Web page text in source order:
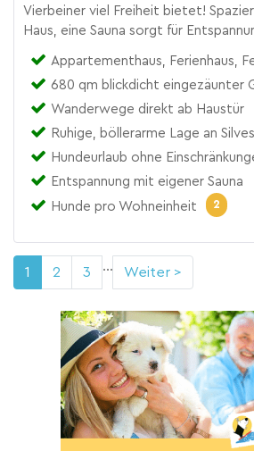
Vierbeiner viel Freiheit bietet!
Haus, eine Sauna sorgt für
Appartementhaus, Ferienhaus,
680 qm blickdicht eingezäunter
Wanderwege direkt ab Haustür
Ruhige, böllerarme Lage an
Hundeurlaub ohne
Entspannung mit eigener Sauna
Hunde pro Wohneinheit
2
1 2 3 ... Weiter >